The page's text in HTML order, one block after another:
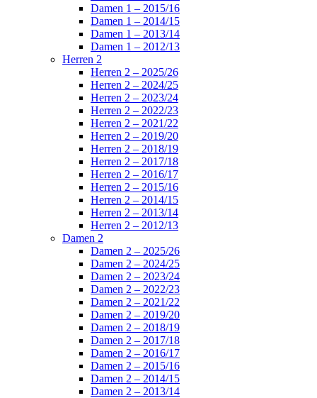
Damen 1 – 2015/16
Damen 1 – 2014/15
Damen 1 – 2013/14
Damen 1 – 2012/13
Herren 2
Herren 2 – 2025/26
Herren 2 – 2024/25
Herren 2 – 2023/24
Herren 2 – 2022/23
Herren 2 – 2021/22
Herren 2 – 2019/20
Herren 2 – 2018/19
Herren 2 – 2017/18
Herren 2 – 2016/17
Herren 2 – 2015/16
Herren 2 – 2014/15
Herren 2 – 2013/14
Herren 2 – 2012/13
Damen 2
Damen 2 – 2025/26
Damen 2 – 2024/25
Damen 2 – 2023/24
Damen 2 – 2022/23
Damen 2 – 2021/22
Damen 2 – 2019/20
Damen 2 – 2018/19
Damen 2 – 2017/18
Damen 2 – 2016/17
Damen 2 – 2015/16
Damen 2 – 2014/15
Damen 2 – 2013/14